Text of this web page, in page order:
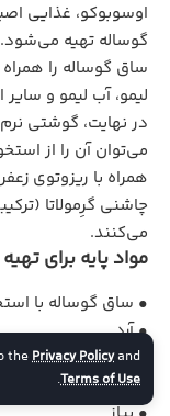
thePrivacy Policyand
Terms of Use
.
اوسوبوکو، غذایی
گوساله تهیه می‌شود.
ساق گوساله را
لیمو، آب لیمو و
در نهایت، گوشتی
می‌توان آن را از
همراه با ریزوتوی
چاشنی گرِمولاتا
می‌کنند.
مواد پایه برای
• ساق گوساله با
• آرد
• هویج
• کرفس